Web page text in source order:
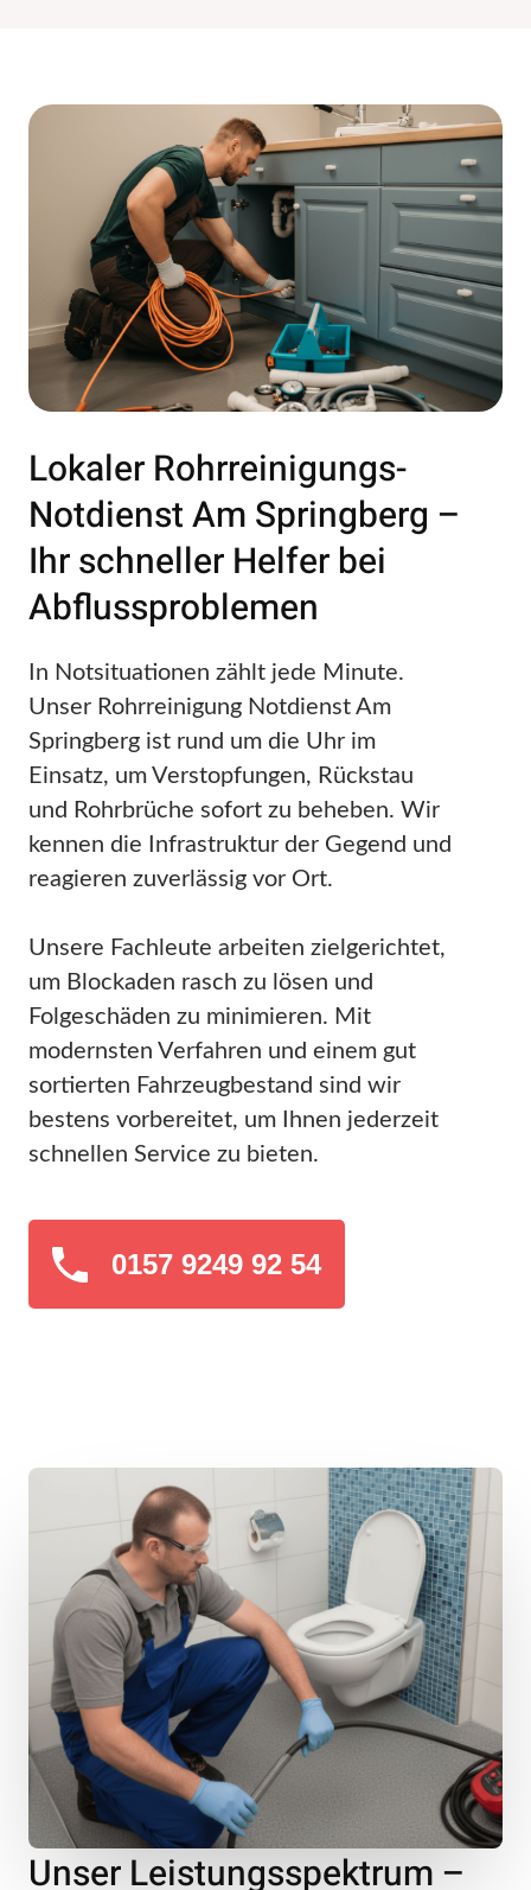
Lokaler Rohrreinigungs-
Notdienst Am Springberg –
Ihr schneller Helfer bei
Abflussproblemen
In Notsituationen zählt jede Minute.
Unser Rohrreinigung Notdienst Am
Springberg ist rund um die Uhr im
Einsatz, um Verstopfungen, Rückstau
und Rohrbrüche sofort zu beheben. Wir
kennen die Infrastruktur der Gegend und
reagieren zuverlässig vor Ort.
Unsere Fachleute arbeiten zielgerichtet,
um Blockaden rasch zu lösen und
Folgeschäden zu minimieren. Mit
modernsten Verfahren und einem gut
sortierten Fahrzeugbestand sind wir
bestens vorbereitet, um Ihnen jederzeit
schnellen Service zu bieten.
0157 9249 92 54
Unser Leistungsspektrum –